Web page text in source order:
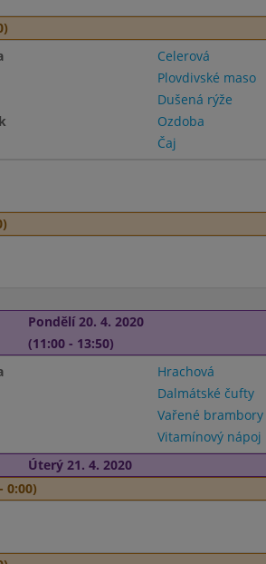
Celerová
Plovdivské maso
Dušená rýže
Ozdoba
Čaj
Pondělí 20. 4. 2020
(11:00 - 13:50)
Hrachová
Dalmátské čufty
Vařené brambory
Vitamínový nápoj
Úterý 21. 4. 2020
0:00)